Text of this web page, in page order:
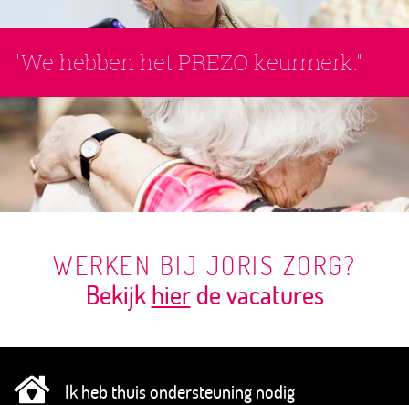
"We hebben het PREZO keurmerk."
WERKEN BIJ JORIS ZORG?
Bekijkhierde vacatures
Ik heb thuis ondersteuning nodig